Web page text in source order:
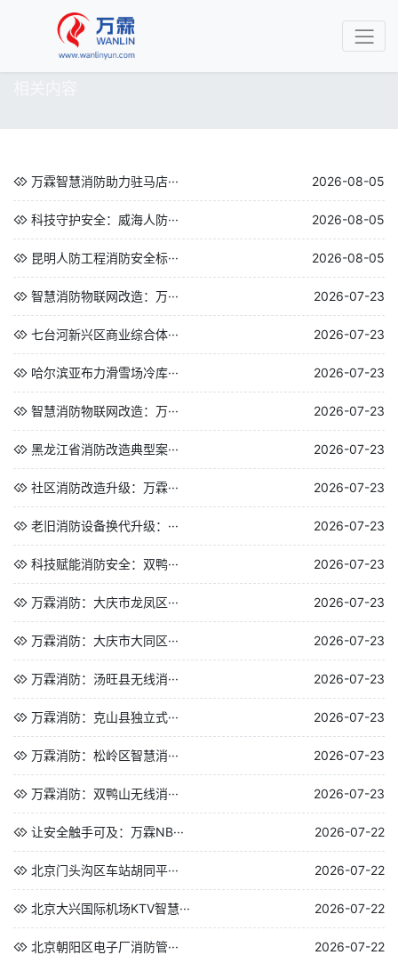
万霖智慧消防助力驻马店··· 2026-08-05
科技守护安全：威海人防··· 2026-08-05
昆明人防工程消防安全标··· 2026-08-05
智慧消防物联网改造：万··· 2026-07-23
七台河新兴区商业综合体··· 2026-07-23
哈尔滨亚布力滑雪场冷库··· 2026-07-23
智慧消防物联网改造：万··· 2026-07-23
黑龙江省消防改造典型案··· 2026-07-23
社区消防改造升级：万霖··· 2026-07-23
老旧消防设备换代升级：··· 2026-07-23
科技赋能消防安全：双鸭··· 2026-07-23
万霖消防：大庆市龙凤区··· 2026-07-23
万霖消防：大庆市大同区··· 2026-07-23
万霖消防：汤旺县无线消··· 2026-07-23
万霖消防：克山县独立式··· 2026-07-23
万霖消防：松岭区智慧消··· 2026-07-23
万霖消防：双鸭山无线消··· 2026-07-23
让安全触手可及：万霖NB··· 2026-07-22
北京门头沟区车站胡同平··· 2026-07-22
北京大兴国际机场KTV智慧··· 2026-07-22
北京朝阳区电子厂消防管··· 2026-07-22